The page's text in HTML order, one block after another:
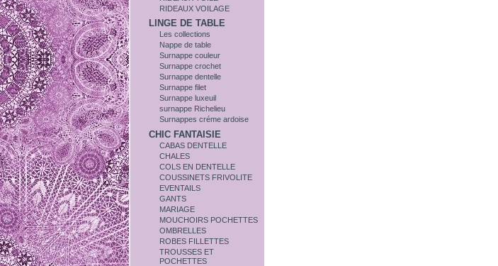
RIDEAUX VOILAGE
LINGE DE TABLE
Les collections
Nappe de table
Surnappe couleur
Surnappe crochet
Surnappe dentelle
Surnappe filet
Surnappe luxeuil
surnappe Richelieu
Surnappes créme ardoise
CHIC FANTAISIE
CABAS DENTELLE
CHALES
COLS EN DENTELLE
COUSSINETS FRIVOLITE
EVENTAILS
GANTS
MARIAGE
MOUCHOIRS POCHETTES
OMBRELLES
ROBES FILLETTES
TROUSSES ET
POCHETTES